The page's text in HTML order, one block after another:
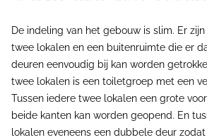
De indeling van het gebouw is slim. Er
twee lokalen en een buitenruimte die er
deuren eenvoudig bij kan worden
twee lokalen is een toiletgroep met een
Tussen iedere twee lokalen een grote
beide kanten kan worden geopend. En
lokalen eveneens een dubbele deur